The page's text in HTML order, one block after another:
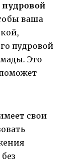
ваша
пудровой
Это
свои